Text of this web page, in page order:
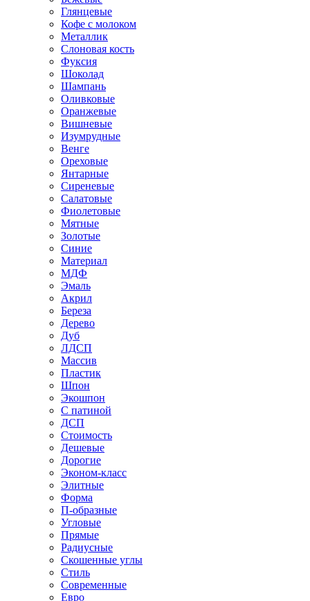
Глянцевые
Кофе с молоком
Металлик
Слоновая кость
Фуксия
Шоколад
Шампань
Оливковые
Оранжевые
Вишневые
Изумрудные
Венге
Ореховые
Янтарные
Сиреневые
Салатовые
Фиолетовые
Мятные
Золотые
Синие
Материал
МДФ
Эмаль
Акрил
Береза
Дерево
Дуб
ЛДСП
Массив
Пластик
Шпон
Экошпон
С патиной
ДСП
Стоимость
Дешевые
Дорогие
Эконом-класс
Элитные
Форма
П-образные
Угловые
Прямые
Радиусные
Скошенные углы
Стиль
Современные
Евро